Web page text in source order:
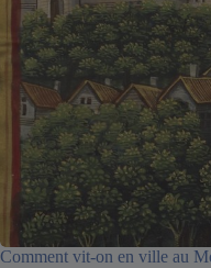
Comment vit-on en ville au